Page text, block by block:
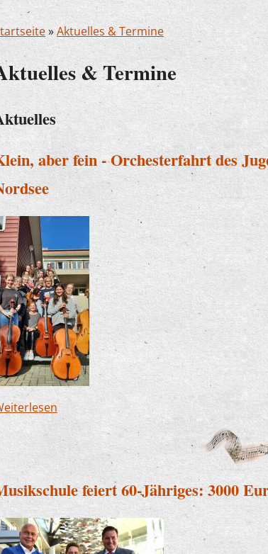
»Aktuelles & Termine
& Termine
aber fein - Orchesterfahrt des
über Klein, aber fein - Orchesterfahrt
Nordsee
feiert 60-Jähriges: 3000